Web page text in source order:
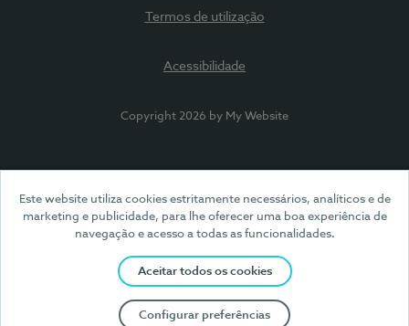
Este website utiliza cookies estritamente necessários, analíticos e de
marketing e publicidade, para lhe oferecer uma boa experiência de
navegação e acesso a todas as funcionalidades.
Aceitar todos os cookies
Configurar preferências
Termos de utilização
Acessibilidade
Copyright 2026 by My Website